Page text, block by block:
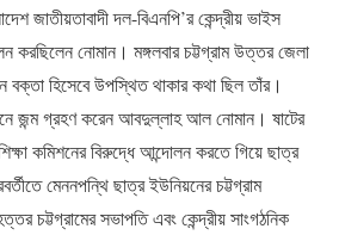
জাতীয়তাবাদী দল-বিএনপি’র কেন্দ্রীয় ভাইস
করছিলেন নোমান। মঙ্গলবার চট্টগ্রাম উত্তর জেলা
বক্তা হিসেবে উপস্থিত থাকার কথা ছিল তাঁর।
জন্ম গ্রহণ করেন আবদুল্লাহ আল নোমান। ষাটের
কমিশনের বিরুদ্ধে আন্দোলন করতে গিয়ে ছাত্র
মেননপন্থি ছাত্র ইউনিয়নের চট্টগ্রাম
চট্টগ্রামের সভাপতি এবং কেন্দ্রীয় সাংগঠনিক